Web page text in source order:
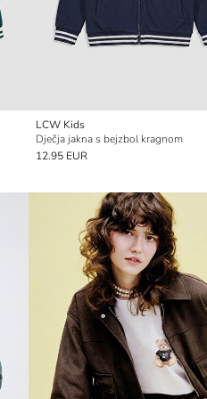
LCW Kids
Dječja jakna s bejzbol kragnom
12.95 EUR